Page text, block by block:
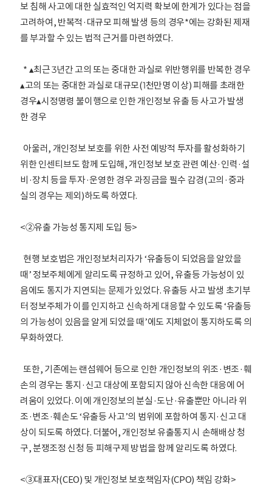
보 침해 사고에 대한 실효적인 억지력 확보에 한계가 있다는 점을
고려하여, 반복적·대규모 피해 발생 등의 경우*에는 강화된 제재
를 부과할 수 있는 법적 근거를 마련하였다.
* ▴최근 3년간 고의 또는 중대한 과실로 위반행위를 반복한 경우
▴고의 또는 중대한 과실로 대규모(1천만명 이상) 피해를 초래한
경우▴시정명령 불이행으로 인한 개인정보 유출 등 사고가 발생
한 경우
아울러, 개인정보 보호를 위한 사전 예방적 투자를 활성화하기
위한 인센티브도 함께 도입해, 개인정보 보호 관련 예산·인력·설
비·장치 등을 투자·운영한 경우 과징금을 필수 감경(고의·중과
실의 경우는 제외)하도록 하였다.
<②유출 가능성 통지제 도입 등>
현행 보호법은 개인정보처리자가 ‘유출등이 되었음을 알았을
때’ 정보주체에게 알리도록 규정하고 있어, 유출등 가능성이 있
음에도 통지가 지연되는 문제가 있었다. 유출등 사고 발생 초기부
터 정보주체가 이를 인지하고 신속하게 대응할 수 있도록 ‘유출등
의 가능성이 있음을 알게 되었을 때’에도 지체없이 통지하도록 의
무화하였다.
또한, 기존에는 랜섬웨어 등으로 인한 개인정보의 위조·변조·훼
손의 경우는 통지·신고 대상에 포함되지 않아 신속한 대응에 어
려움이 있었다. 이에 개인정보의 분실·도난·유출뿐만 아니라 위
조·변조·훼손도 ‘유출등 사고’의 범위에 포함하여 통지·신고 대
상이 되도록 하였다. 더불어, 개인정보 유출통지 시 손해배상 청
구, 분쟁조정 신청 등 피해구제 방법을 함께 알리도록 하였다.
<③대표자(CEO) 및 개인정보 보호책임자(CPO) 책임 강화>